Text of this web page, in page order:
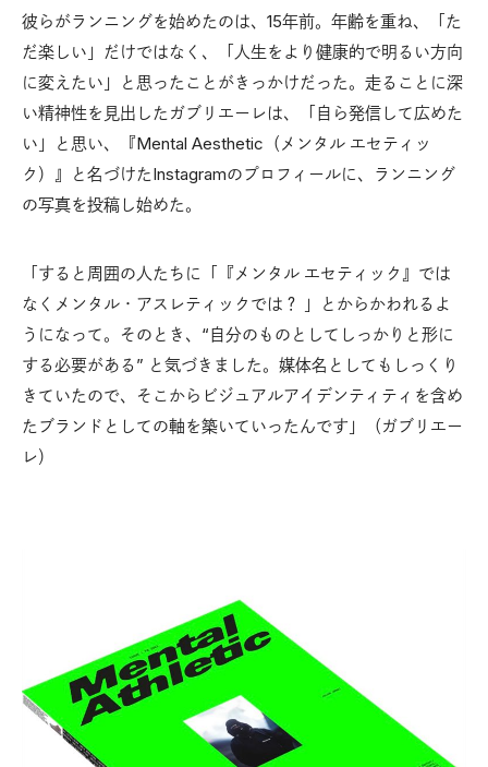
彼らがランニングを始めたのは、15年前。年齢を重ね、「た
だ楽しい」だけではなく、「人生をより健康的で明るい方向
に変えたい」と思ったことがきっかけだった。走ることに深
い精神性を見出したガブリエーレは、「自ら発信して広めた
い」と思い、『Mental Aesthetic（メンタル エセティッ
ク）』と名づけたInstagramのプロフィールに、ランニング
の写真を投稿し始めた。
「すると周囲の人たちに「『メンタル エセティック』では
なくメンタル・アスレティックでは？ 」とからかわれるよ
うになって。そのとき、“自分のものとしてしっかりと形に
する必要がある” と気づきました。媒体名としてもしっくり
きていたので、そこからビジュアルアイデンティティを含め
たブランドとしての軸を築いていったんです」（ガブリエー
レ）